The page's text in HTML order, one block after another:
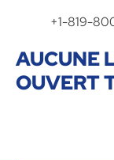
+1-819-
AUCUNE
OUVERT